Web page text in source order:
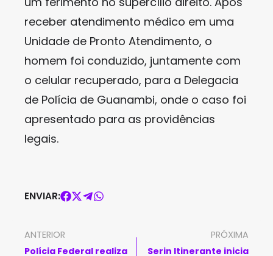
receber atendimento médico em uma
Unidade de Pronto Atendimento, o
homem foi conduzido, juntamente com
o celular recuperado, para a Delegacia
de Polícia de Guanambi, onde o caso foi
apresentado para as providências
legais.
ENVIAR:
ANTERIOR
Polícia Federal realiza
PRÓXIMA
Serin Itinerante inicia